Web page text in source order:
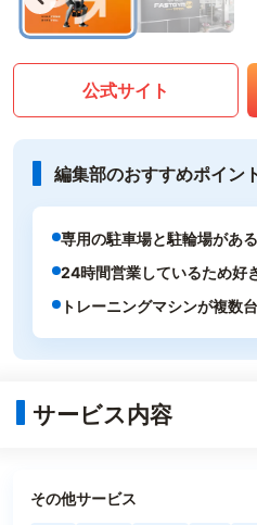
公式サイト
編集部のおすすめポイン
専用の駐車場と駐輪場がある
24時間営業しているため好
トレーニングマシンが複数
サービス内容
その他サービス